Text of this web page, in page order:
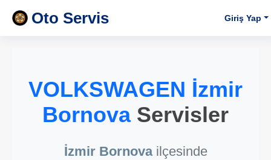
Oto Servis Giriş Yap
VOLKSWAGEN İzmir
BornovaServisler
İzmir Bornovailçesinde